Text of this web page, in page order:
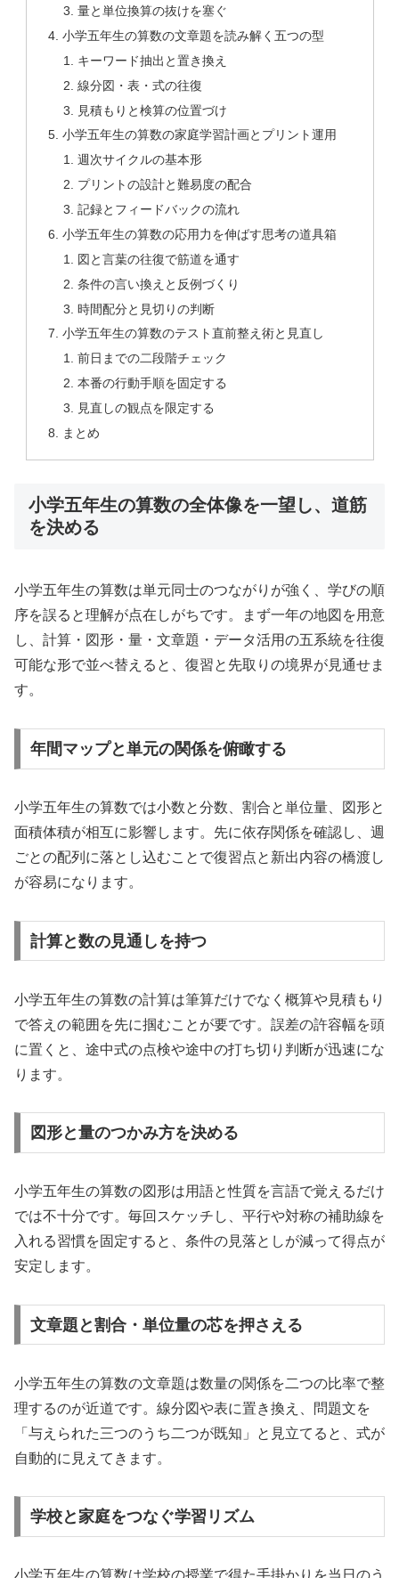
量と単位換算の抜けを塞ぐ
小学五年生の算数の文章題を読み解く五つの型
キーワード抽出と置き換え
線分図・表・式の往復
見積もりと検算の位置づけ
小学五年生の算数の家庭学習計画とプリント運用
週次サイクルの基本形
プリントの設計と難易度の配合
記録とフィードバックの流れ
小学五年生の算数の応用力を伸ばす思考の道具箱
図と言葉の往復で筋道を通す
条件の言い換えと反例づくり
時間配分と見切りの判断
小学五年生の算数のテスト直前整え術と見直し
前日までの二段階チェック
本番の行動手順を固定する
見直しの観点を限定する
まとめ
小学五年生の算数の全体像を一望し、道筋
を決める
小学五年生の算数は単元同士のつながりが強く、学びの順
序を誤ると理解が点在しがちです。まず一年の地図を用意
し、計算・図形・量・文章題・データ活用の五系統を往復
可能な形で並べ替えると、復習と先取りの境界が見通せま
す。
年間マップと単元の関係を俯瞰する
小学五年生の算数では小数と分数、割合と単位量、図形と
面積体積が相互に影響します。先に依存関係を確認し、週
ごとの配列に落とし込むことで復習点と新出内容の橋渡し
が容易になります。
計算と数の見通しを持つ
小学五年生の算数の計算は筆算だけでなく概算や見積もり
で答えの範囲を先に掴むことが要です。誤差の許容幅を頭
に置くと、途中式の点検や途中の打ち切り判断が迅速にな
ります。
図形と量のつかみ方を決める
小学五年生の算数の図形は用語と性質を言語で覚えるだけ
では不十分です。毎回スケッチし、平行や対称の補助線を
入れる習慣を固定すると、条件の見落としが減って得点が
安定します。
文章題と割合・単位量の芯を押さえる
小学五年生の算数の文章題は数量の関係を二つの比率で整
理するのが近道です。線分図や表に置き換え、問題文を
「与えられた三つのうち二つが既知」と見立てると、式が
自動的に見えてきます。
学校と家庭をつなぐ学習リズム